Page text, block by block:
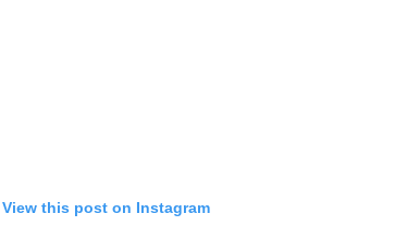
View this post on Instagram